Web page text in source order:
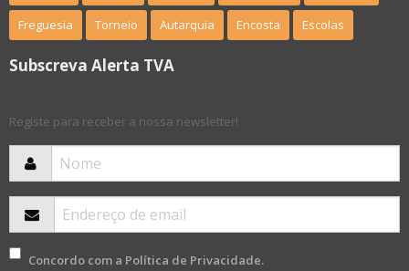
Freguesia Torneio Autarquia Encosta Escolas
Subscreva Alerta TVA
Registe para receber a nossa newsletter!
Concordo com a Política de Privacidade.